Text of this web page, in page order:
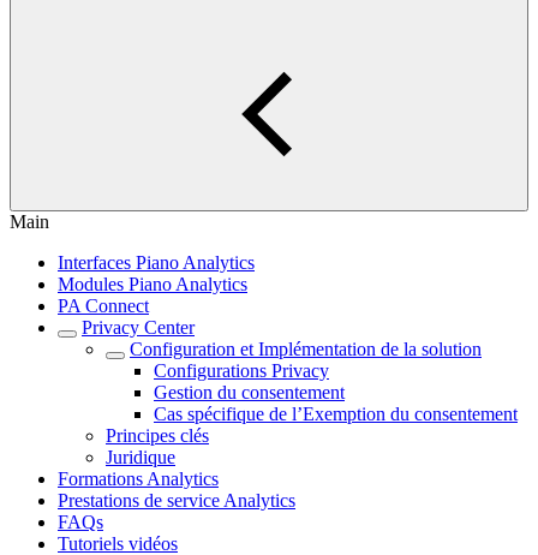
Main
Interfaces Piano Analytics
Modules Piano Analytics
PA Connect
Privacy Center
Configuration et Implémentation de la solution
Configurations Privacy
Gestion du consentement
Cas spécifique de l’Exemption du consentement
Principes clés
Juridique
Formations Analytics
Prestations de service Analytics
FAQs
Tutoriels vidéos